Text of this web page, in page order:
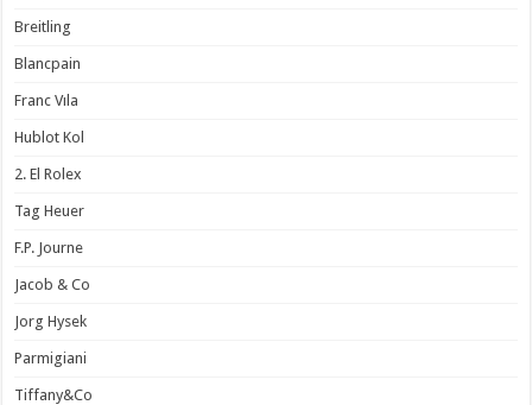
Breitling
Blancpain
Franc Vıla
Hublot Kol
2. El Rolex
Tag Heuer
F.P. Journe
Jacob & Co
Jorg Hysek
Parmigiani
Tiffany&Co